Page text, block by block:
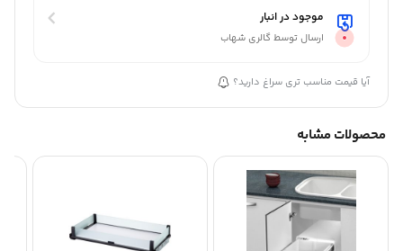
موجود در انبار
ارسال توسط گالری شهاب
آیا قیمت مناسب تری سراغ دارید؟
محصولات مشابه